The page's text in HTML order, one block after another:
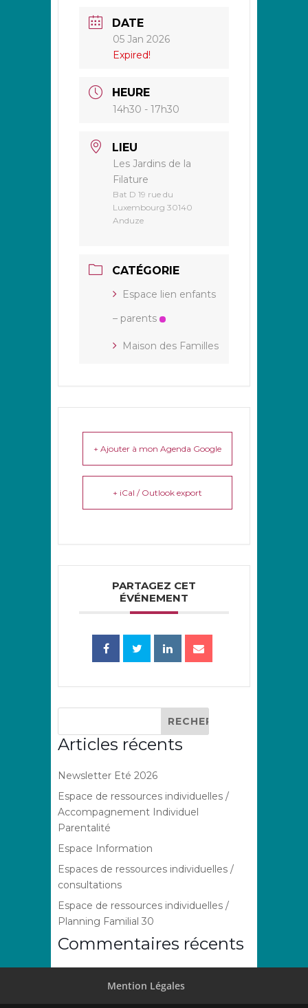
DATE
05 Jan 2026
Expired!
HEURE
14h30 - 17h30
LIEU
Les Jardins de la
Filature
Bat D 19 rue du
Luxembourg 30140
Anduze
CATÉGORIE
Espace lien enfants
– parents
Maison des Familles
+ Ajouter à mon Agenda Google
+ iCal / Outlook export
PARTAGEZ CET
ÉVÉNEMENT
Articles récents
Newsletter Eté 2026
Espace de ressources individuelles /
Accompagnement Individuel
Parentalité
Espace Information
Espaces de ressources individuelles /
consultations
Espace de ressources individuelles /
Planning Familial 30
Commentaires récents
Mention Légales